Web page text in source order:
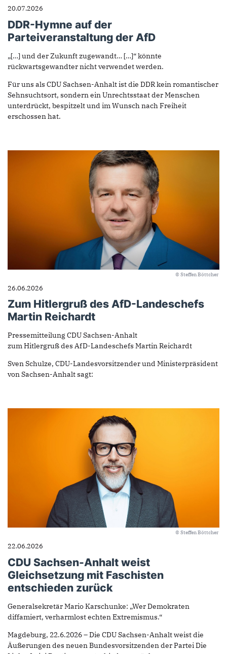
20.07.2026
DDR-Hymne auf der
Parteiveranstaltung der AfD
„[…] und der Zukunft zugewandt… […]“ könnte
rückwartsgewandter nicht verwendet werden.
Für uns als CDU Sachsen-Anhalt ist die DDR kein romantischer
Sehnsuchtsort, sondern ein Unrechtsstaat der Menschen
unterdrückt, bespitzelt und im Wunsch nach Freiheit
erschossen hat.
© Steffen Böttcher
26.06.2026
Zum Hitlergruß des AfD-Landeschefs
Martin Reichardt
Pressemitteilung CDU Sachsen-Anhalt
zum Hitlergruß des AfD-Landeschefs Martin Reichardt
Sven Schulze, CDU-Landesvorsitzender und Ministerpräsident
von Sachsen-Anhalt sagt:
© Steffen Böttcher
22.06.2026
CDU Sachsen-Anhalt weist
Gleichsetzung mit Faschisten
entschieden zurück
Generalsekretär Mario Karschunke: „Wer Demokraten
diffamiert, verharmlost echten Extremismus.“
Magdeburg, 22.6.2026 – Die CDU Sachsen-Anhalt weist die
Äußerungen des neuen Bundesvorsitzenden der Partei Die